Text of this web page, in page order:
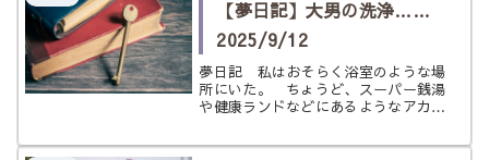
【夢日記】大男の洗浄……
2025/9/12
夢日記 私はおそらく浴室のような場
所にいた。 ちょうど、スーパー銭湯
や健康ランドなどにあるようなアカス
でありながら、施術台のようなベッド